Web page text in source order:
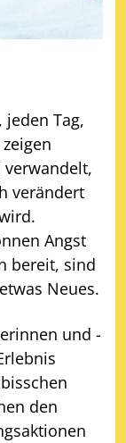
Tag,
verwandelt,
verändert
Angst
bereit, sind
Neues.
und -
den